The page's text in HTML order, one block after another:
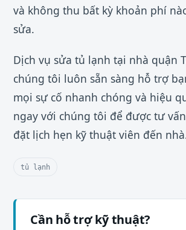
và không thu bất kỳ khoản phí
sửa.
Dịch vụ sửa tủ lạnh tại nhà quận
chúng tôi luôn sẵn sàng hỗ trợ
mọi sự cố nhanh chóng và hiệu
ngay với chúng tôi để được tư
đặt lịch hẹn kỹ thuật viên đến
tủ lạnh
Cần hỗ trợ kỹ thuật?